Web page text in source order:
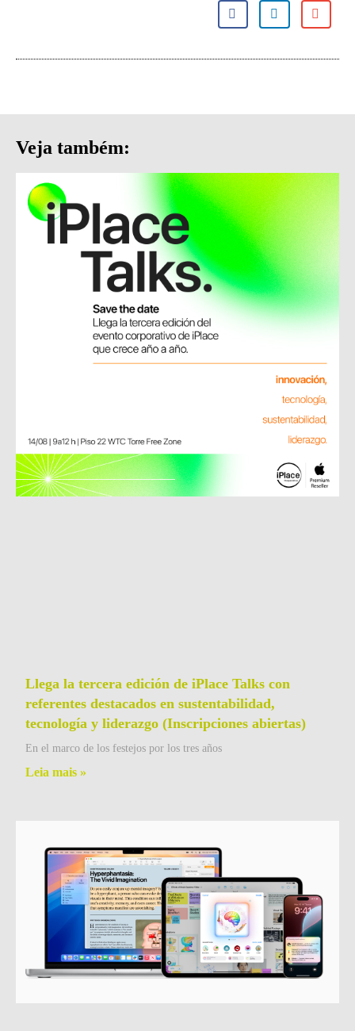
Veja também:
Llega la tercera edición de iPlace Talks con
referentes destacados en sustentabilidad,
tecnología y liderazgo (Inscripciones abiertas)
En el marco de los festejos por los tres años
Leia mais »